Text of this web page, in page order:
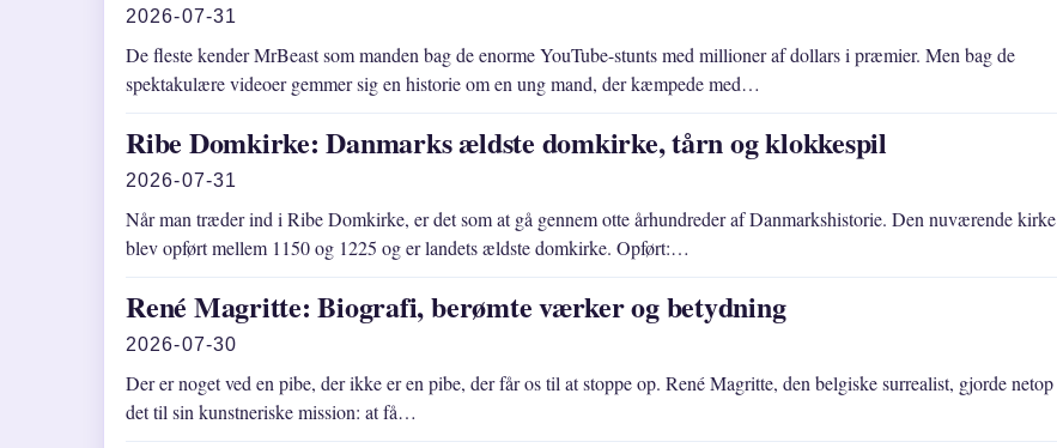
2026-07-31
De fleste kender MrBeast som manden bag de enorme YouTube-stunts med millioner af dollars i præmier. Men bag de
spektakulære videoer gemmer sig en historie om en ung mand, der kæmpede med…
Ribe Domkirke: Danmarks ældste domkirke, tårn og klokkespil
2026-07-31
Når man træder ind i Ribe Domkirke, er det som at gå gennem otte århundreder af Danmarkshistorie. Den nuværende kirke
blev opført mellem 1150 og 1225 og er landets ældste domkirke. Opført:…
René Magritte: Biografi, berømte værker og betydning
2026-07-30
Der er noget ved en pibe, der ikke er en pibe, der får os til at stoppe op. René Magritte, den belgiske surrealist, gjorde netop
det til sin kunstneriske mission: at få…